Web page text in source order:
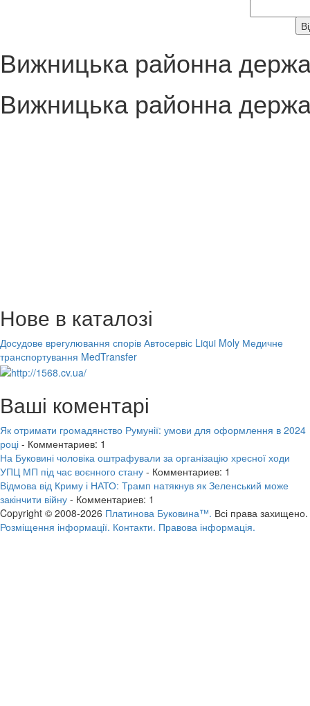
Вижницька районна
Вижницька районна
Нове в каталозі
Досудове врегулювання спорів Автосервіс Liqui Moly Медичне
транспортування MedTransfer
Ваші коментарі
Як отримати громадянство Румунії: умови для оформлення в 2024
році - Комментариев: 1
На Буковині чоловіка оштрафували за організацію хресної ходи
УПЦ МП під час воєнного стану - Комментариев: 1
Відмова від Криму і НАТО: Трамп натякнув як Зеленський може
закінчити війну - Комментариев: 1
Copyright © 2008-2026 Платинова Буковина™. Всі права захищено.
Розміщення інформації. Контакти. Правова інформація.